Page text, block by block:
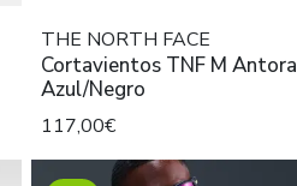
THE NORTH FACE
Cortavientos TNF M Antora
Azul/Negro
117,00€